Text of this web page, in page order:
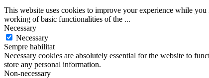
This website uses cookies to improve your experience while you
working of basic functionalities of the ...
Necessary
Necessary
Sempre habilitat
Necessary cookies are absolutely essential for the website to
store any personal information.
Non-necessary